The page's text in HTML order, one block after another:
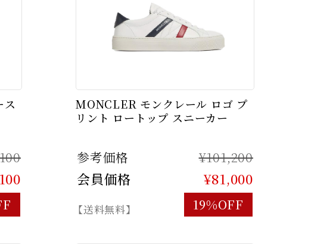
MONCLER モンクレール ロゴ プ
リント ロートップ スニーカー
参考価格 ¥101,200
会員価格 ¥81,000
【送料無料】 19%OFF